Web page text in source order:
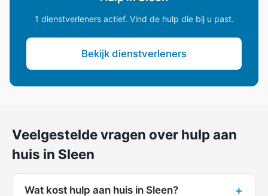
1 dienstverleners actief. Vind de hulp die bij u past.
Bekijk dienstverleners
Veelgestelde vragen over hulp aan
huis in Sleen
Wat kost hulp aan huis in Sleen?